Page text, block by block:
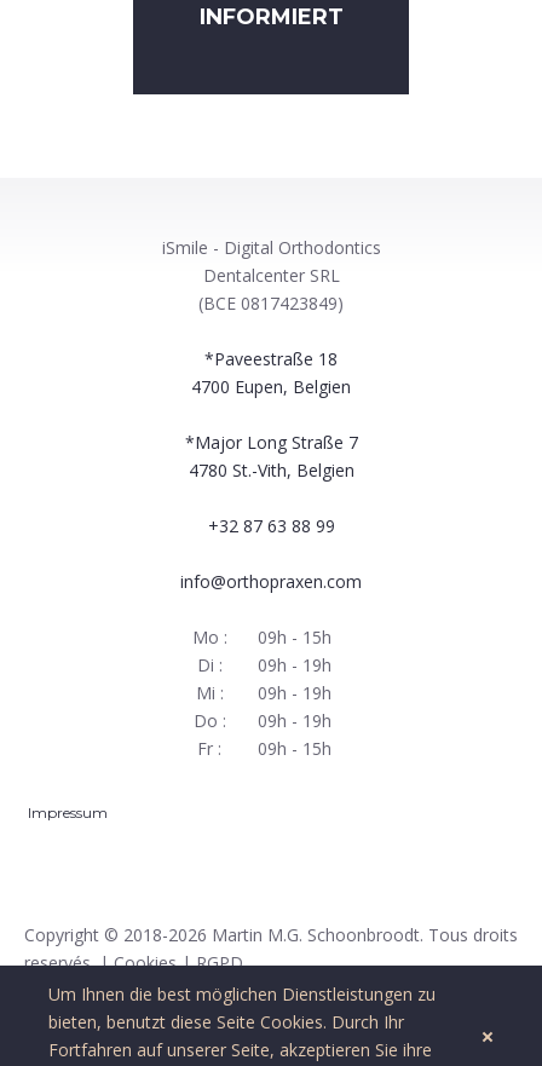
INFORMIERT
iSmile - Digital Orthodontics
Dentalcenter SRL
(BCE 0817423849)
*Paveestraße 18
4700 Eupen, Belgien
*Major Long Straße 7
4780 St.-Vith, Belgien
+32 87 63 88 99
info@orthopraxen.com
Mo :
09h - 15h
Di :
09h - 19h
Mi :
09h - 19h
Do :
09h - 19h
Fr :
09h - 15h
Impressum
Copyright © 2018-2026 Martin M.G. Schoonbroodt. Tous droits
reservés. |Cookies|RGPD
Um Ihnen die best möglichen Dienstleistungen zu
bieten, benutzt diese Seite Cookies. Durch Ihr
Fortfahren auf unserer Seite, akzeptieren Sie ihre